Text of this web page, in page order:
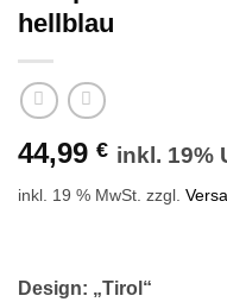
hellblau
44,99 € inkl. 19%
inkl. 19 % MwSt. zzgl.
Design: „Tirol“